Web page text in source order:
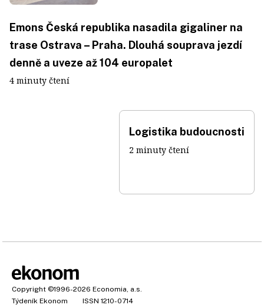
Emons Česká republika nasadila gigaliner na
trase Ostrava – Praha. Dlouhá souprava jezdí
denně a uveze až 104 europalet
4 minuty čtení
Logistika budoucnosti
2 minuty čtení
Copyright ©1996-2026 Economia, a.s.
Týdeník Ekonom
ISSN 1210-0714